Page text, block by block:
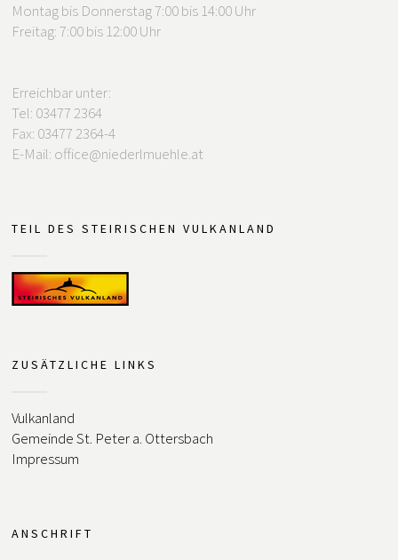
Montag bis Donnerstag 7:00 bis 14:00 Uhr
Freitag: 7:00 bis 12:00 Uhr
Erreichbar unter:
Tel: 03477 2364
Fax: 03477 2364-4
E-Mail: office@niederlmuehle.at
TEIL DES STEIRISCHEN VULKANLAND
ZUSÄTZLICHE LINKS
Vulkanland
Gemeinde St. Peter a. Ottersbach
Impressum
ANSCHRIFT